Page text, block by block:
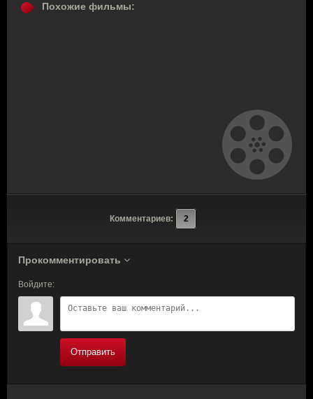
Похожие фильмы:
Комментариев: 2
Прокомментировать
Войдите:
Отправить